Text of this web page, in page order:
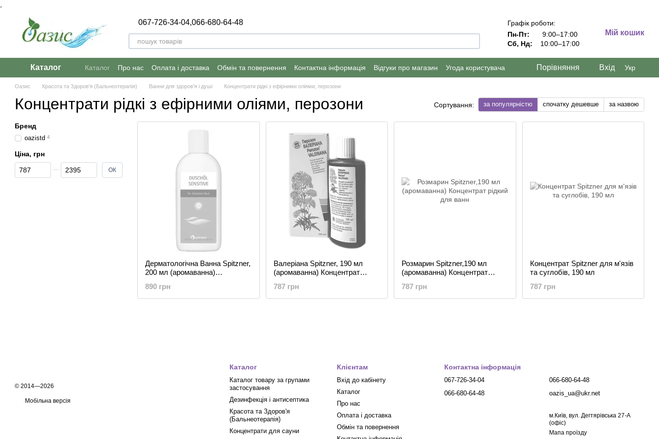
Перейти до основного контенту
067-726-34-04,066-680-64-48
Графік роботи:
Пн-Пт:
9:00–17:00
Сб, Нд:
10:00–17:00
Мій кошик
Каталог Каталог Про нас Оплата і доставка Обмін та повернення Контактна інформація Відгуки про магазин Угода користувача Порівняння Вхід Укр
Оазис Красота та Здоров'я (Бальнеотерапія) Ванни для здоров'я і душі Концентрати рідкі з ефірними оліями, перозони
Концентрати рідкі з ефірними оліями, перозони Сортування: за популярністю спочатку дешевше за назвою
Дерматологічна Ванна Spitzner,
200 мл (аромаванна)
890 грн
Валеріана Spitzner, 190 мл
(аромаванна) Концентрат
787 грн
Розмарин Spitzner,190 мл
(аромаванна) Концентрат
787 грн
Концентрат Spitzner для м'язів
та суглобів, 190 мл
787 грн
Бренд
oazistd 4
Ціна, грн
Від Ціна, грн
До Ціна, грн ОК
© 2014—2026
Мобільна версія
Каталог
Каталог товару за групами
застосування
Дезинфекція і антисептика
Красота та Здоров'я
(Бальнеотерапія)
Концентрати для сауни
Клієнтам
Вхід до кабінету
Каталог
Про нас
Оплата і доставка
Обмін та повернення
Контактна інформація
067-726-34-04
066-680-64-48
066-680-64-48
oazis_ua@ukr.net
м.Київ, вул. Дегтярівська 27-А
(офіс)
Мапа проїзду